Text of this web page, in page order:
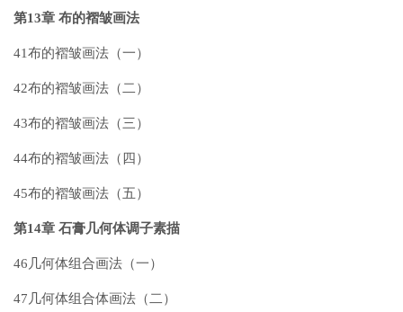
第13章 布的褶皱画法
41布的褶皱画法（一）
42布的褶皱画法（二）
43布的褶皱画法（三）
44布的褶皱画法（四）
45布的褶皱画法（五）
第14章 石膏几何体调子素描
46几何体组合画法（一）
47几何体组合体画法（二）